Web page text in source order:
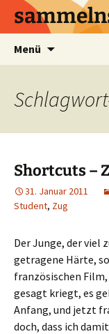
Menü
Shortcuts –
31. Januar 2011
Student, Zug
Der Junge, der viel
getragene Härte,
französischen
gesagt kriegt, es
Anfang, und jetzt
doch, dass ich